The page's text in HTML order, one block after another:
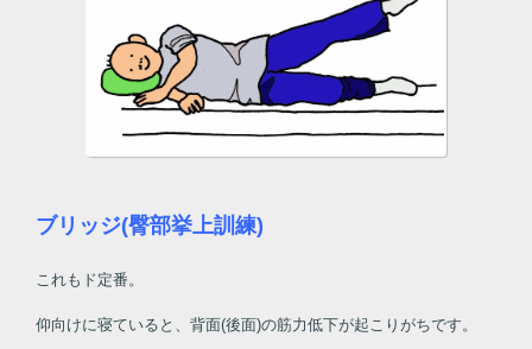
ブリッジ(臀部挙上訓練)
これもド定番。
仰向けに寝ていると、背面(後面)の筋力低下が起こりがちです。